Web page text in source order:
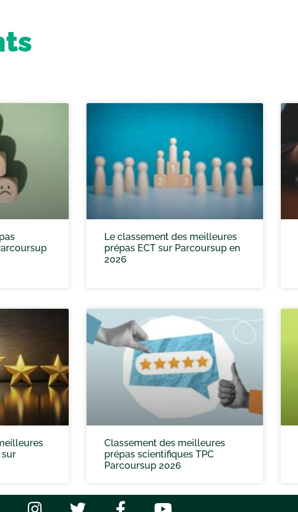
Le classement des meilleures
prépas ECT sur Parcoursup en
2026
Classement des meilleures
prépas scientifiques TPC
Parcoursup 2026